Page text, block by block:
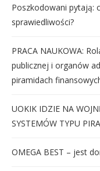
Poszkodowani pytają:
sprawiedliwości?
PRACA NAUKOWA:
publicznej i organów
piramidach
UOKIK IDZIE NA
SYSTEMÓW TYPU
OMEGA BEST – jest